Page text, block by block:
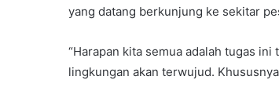
yang datang berkunjung ke sekitar
“Harapan kita semua adalah tugas
lingkungan akan terwujud.